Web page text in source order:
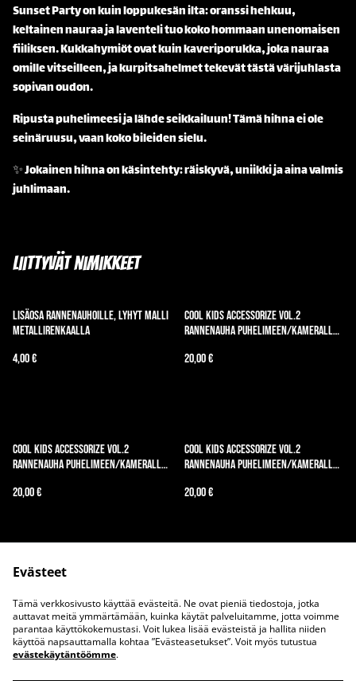
Sunset Party on kuin loppukesän ilta: oranssi hehkuu,
keltainen nauraa ja laventeli tuo koko hommaan unenomaisen
fiiliksen. Kukkahymiöt ovat kuin kaveriporukka, joka nauraa
omille vitseilleen, ja kurpitsahelmet tekevät tästä värijuhlasta
sopivan oudon.
Ripusta puhelimeesi ja lähde seikkailuun! Tämä hihna ei ole
seinäruusu, vaan koko bileiden sielu.
✨ Jokainen hihna on käsintehty: räiskyvä, uniikki ja aina valmis
juhlimaan.
Liittyvät nimikkeet
Lisäosa rannenauhoille, lyhyt malli
metallirenkaalla
4,00 €
Cool Kids Accessorize vol.2
rannenauha puhelimeen/kameralle,
20,00 €
Cool Kids Accessorize vol.2
rannenauha puhelimeen/kameralle,
20,00 €
Cool Kids Accessorize vol.2
rannenauha puhelimeen/kameralle,
20,00 €
Ota meihin yhteyttä
Juridiset ehdot
Tietosuojakäytäntö
Evästeet
Tämä verkkosivusto käyttää evästeitä. Ne ovat pieniä tiedostoja, jotka
auttavat meitä ymmärtämään, kuinka käytät palveluitamme, jotta voimme
parantaa käyttökokemustasi. Voit lukea lisää evästeistä ja hallita niiden
käyttöä napsauttamalla kohtaa ”Evästeasetukset”. Voit myös tutustua
evästekäytäntöömme.